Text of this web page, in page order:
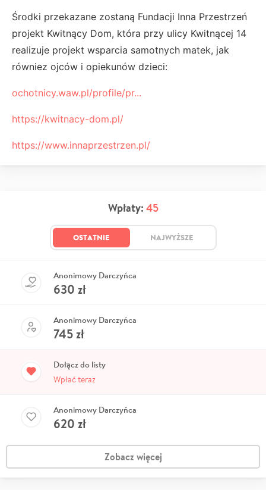
Środki przekazane zostaną Fundacji Inna Przestrzeń
projekt Kwitnący Dom, która przy ulicy Kwitnącej 14
realizuje projekt wsparcia samotnych matek, jak
równiez ojców i opiekunów dzieci:
ochotnicy.waw.pl/profile/pr...
https://kwitnacy-dom.pl/
https://www.innaprzestrzen.pl/
Wpłaty: 45
OSTATNIE NAJWYŻSZE
Anonimowy Darczyńca
630 zł
Anonimowy Darczyńca
745zł
Dołącz do listy
Wpłać teraz
Anonimowy Darczyńca
620 zł
Zobacz więcej